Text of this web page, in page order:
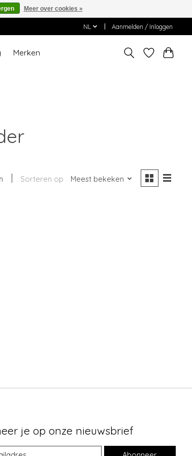
NL Aanmelden / Inloggen
Merken
Sorteren op Meest bekeken
je op onze nieuwsbrief
Meer over cookies »